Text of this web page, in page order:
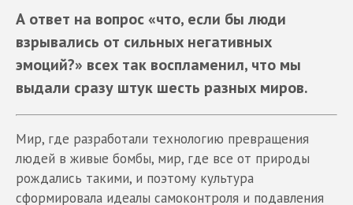
А ответ на вопрос «что, если бы люди
взрывались от сильных негативных
эмоций?» всех так воспламенил, что мы
выдали сразу штук шесть разных миров.
Мир, где разработали технологию превращения
людей в живые бомбы, мир, где все от природы
рождались такими, и поэтому культура
сформировала идеалы самоконтроля и подавления